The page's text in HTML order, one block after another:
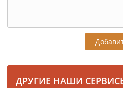
ДРУГИЕ НАШИ